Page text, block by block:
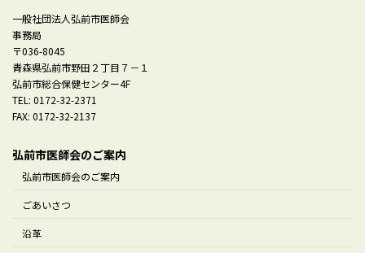
一般社団法人弘前市医師会
事務局
〒036-8045
青森県弘前市野田２丁目７－１
弘前市総合保健センター4F
TEL: 0172-32-2371
FAX: 0172-32-2137
弘前市医師会のご案内
弘前市医師会のご案内
ごあいさつ
沿革